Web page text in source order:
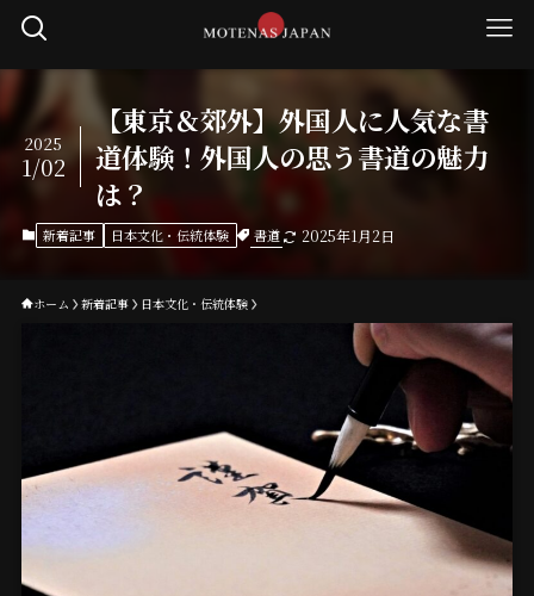
【東京＆郊外】外国人に人気な書
道体験！外国人の思う書道の魅力
は？
2025
1/02
新着記事 日本文化・伝統体験 書道 2025年1月2日
ホーム 新着記事 日本文化・伝統体験